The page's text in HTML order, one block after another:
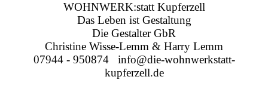
WOHNWERK:statt Kupferzell
Das Leben ist Gestaltung
Die Gestalter GbR
Christine Wisse-Lemm & Harry Lemm
07944 - 950874 info@die-wohnwerkstatt-
kupferzell.de